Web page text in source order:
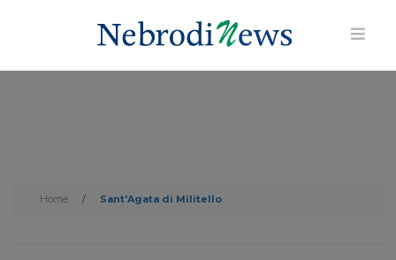
Home / Sant'Agata di Militello